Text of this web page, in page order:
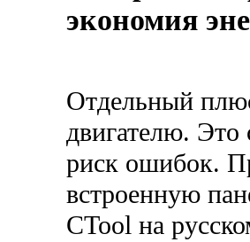
экономия
Отдельный
двигателю. Это
риск ошибок.
встроенную
CTool на